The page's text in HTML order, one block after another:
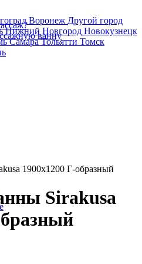
Воронеж Другой город
Нижний Новгород Новокузнецк
СамараТольятти Томск
ванну
1900х1200 Г-образный
Sirakusa